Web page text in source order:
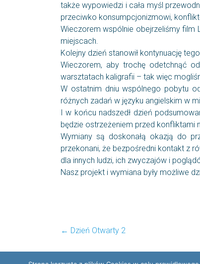
także wypowiedzi i cała myśl
przeciwko konsumpcjonizmowi,
Wieczorem wspólnie obejrzeliśmy film
miejscach.
Kolejny dzień stanowił kontynuację
Wieczorem, aby trochę odetchnąć
warsztatach kaligrafii – tak więc
W ostatnim dniu wspólnego pobytu
różnych zadań w języku angielskim w
I w końcu nadszedł dzień
będzie ostrzeżeniem przed konfliktami
Wymiany są doskonałą okazją do
przekonani, że bezpośredni kontakt z
dla innych ludzi, ich zwyczajów i
Nasz projekt i wymiana były możliwe
← Dzień Otwarty 2